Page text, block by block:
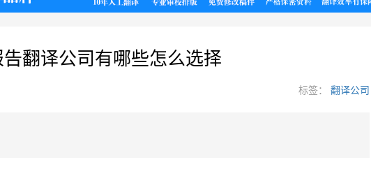
翻译公司有哪些怎么选择
标签： 翻译公司